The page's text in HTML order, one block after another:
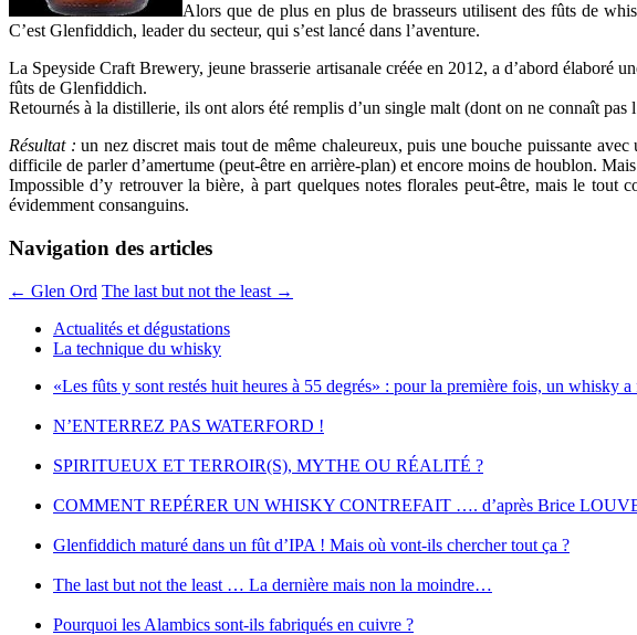
Alors que de plus en plus de brasseurs utilisent des fûts de
C’est Glenfiddich, leader du secteur, qui s’est lancé dans l’aventure.
La Speyside Craft Brewery, jeune brasserie artisanale créée en 2012, a d’abord élaboré
fûts de Glenfiddich.
Retournés à la distillerie, ils ont alors été remplis d’un single malt (dont on ne connaît
Résultat : un nez discret mais tout de même chaleureux, puis une bouche puissante
difficile de parler d’amertume (peut-être en arrière-plan) et encore moins de houblon.
Impossible d’y retrouver la bière, à part quelques notes florales peut-être, mais le
évidemment consanguins.
Navigation des articles
← Glen Ord The last but not the least →
Actualités et dégustations
La technique du whisky
«Les fûts y sont restés huit heures à 55 degrés» : pour la première fois, un whisky
N’ENTERREZ PAS WATERFORD !
SPIRITUEUX ET TERROIR(S), MYTHE OU RÉALITÉ ?
COMMENT REPÉRER UN WHISKY CONTREFAIT …. d’après Brice
Glenfiddich maturé dans un fût d’IPA ! Mais où vont-ils chercher tout ça ?
The last but not the least … La dernière mais non la moindre…
Pourquoi les Alambics sont-ils fabriqués en cuivre ?